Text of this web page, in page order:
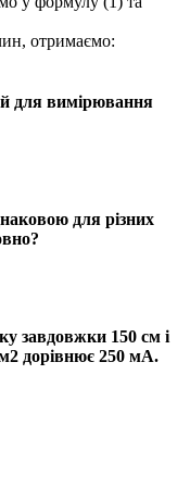
отримаємо:
для вимірювання
для різних
завдовжки 150 см і
дорівнює 250 мА.